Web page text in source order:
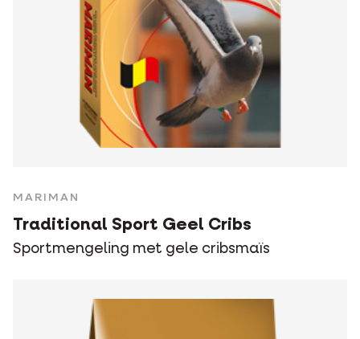
MARIMAN
Traditional Sport Geel Cribs
Sportmengeling met gele cribsmaïs